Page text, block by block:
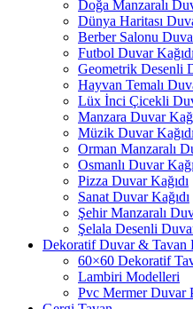
Doğa Manzaralı
Dünya Haritası
Berber Salonu
Futbol Duvar Kağıdı
Geometrik Desenli
Hayvan Temalı
Lüx İnci Çicekli
Manzara Duvar
Müzik Duvar Kağıdı
Orman Manzaralı
Osmanlı Duvar
Pizza Duvar Kağıdı
Sanat Duvar Kağıdı
Şehir Manzaralı
Şelala Desenli
Dekoratif Duvar & Tavan
60×60 Dekoratif
Lambiri Modelleri
Pvc Mermer Duvar